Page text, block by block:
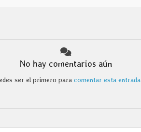
No hay comentarios aún
ser el primero para comentar esta entrada